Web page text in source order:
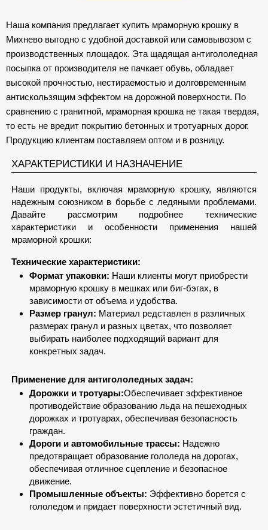
Наша компания предлагает купить мраморную крошку в
Михнево выгодно с удобной доставкой или самовывозом с
производственных площадок. Эта щадящая антигололедная
посыпка от производителя не пачкает обувь, обладает
высокой прочностью, нестираемостью и долговременным
антискользящим эффектом на дорожной поверхности. По
сравнению с гранитной, мраморная крошка не такая твердая,
то есть не вредит покрытию бетонных и тротуарных дорог.
Продукцию клиентам поставляем оптом и в розницу.
ХАРАКТЕРИСТИКИ И НАЗНАЧЕНИЕ
Наши продукты, включая мраморную крошку, являются
надежным союзником в борьбе с ледяными проблемами.
Давайте рассмотрим подробнее технические
характеристики и особенности применения нашей
мраморной крошки:
Технические характеристики:
Формат упаковки: Наши клиенты могут приобрести
мраморную крошку в мешках или биг-бэгах, в
зависимости от объема и удобства.
Размер гранул: Материал редставлен в различных
размерах гранул и разных цветах, что позволяет
выбирать наиболее подходящий вариант для
конкретных задач.
Применение для антигололедных задач:
Дорожки и тротуары:Обеспечивает эффективное
противодействие образованию льда на пешеходных
дорожках и тротуарах, обеспечивая безопасность
граждан.
Дороги и автомобильные трассы: Надежно
предотвращает образование гололеда на дорогах,
обеспечивая отличное сцепление и безопасное
движение.
Промышленные объекты: Эффективно борется с
гололедом и придает поверхности эстетичный вид.